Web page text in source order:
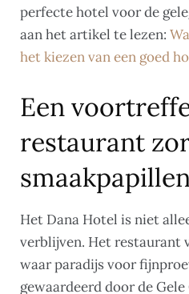
perfecte hotel voor de
aan het artikel te lezen:
het kiezen van een goed
Een
restaurant
Het Dana Hotel is niet
verblijven. Het restaurant
waar paradijs voor
gewaardeerd door de